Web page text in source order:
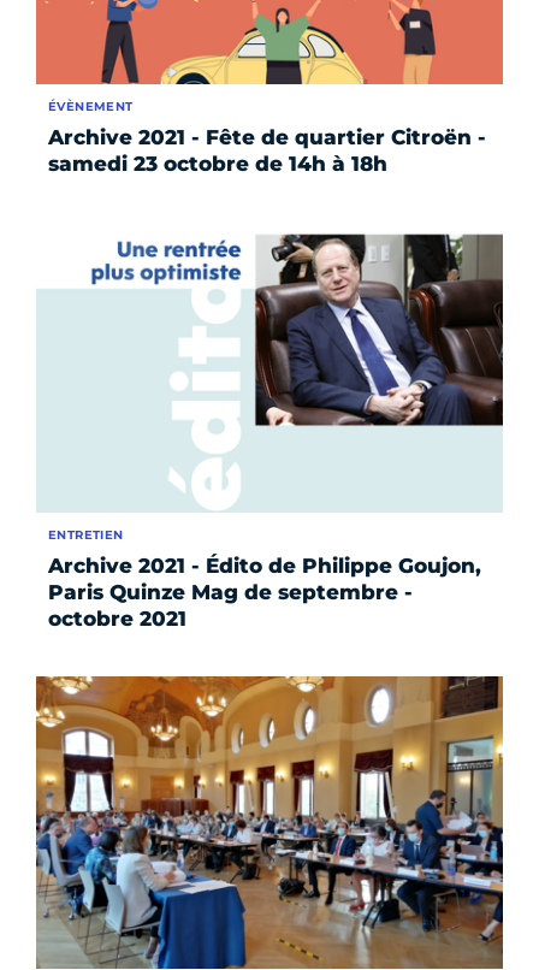
Archive 2021 - Fête de quartier Citroën -
samedi 23 octobre de 14h à 18h
ÉVÈNEMENT
Archive 2021 - Édito de Philippe Goujon,
Paris Quinze Mag de septembre -
octobre 2021
ENTRETIEN